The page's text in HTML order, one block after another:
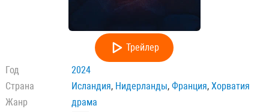
Трейлер
Год
2024
Страна
Исландия, Нидерланды, Франция, Хорватия
Жанр
драма